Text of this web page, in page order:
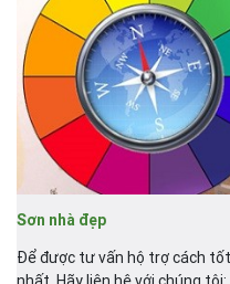
Sơn nhà đẹp
Để được tư vấn hộ trợ cách